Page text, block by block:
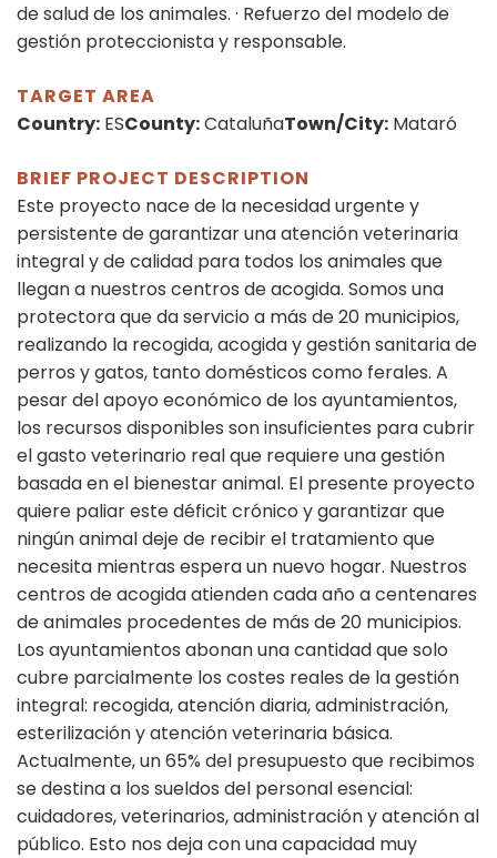
de salud de los animales. · Refuerzo del modelo de
gestión proteccionista y responsable.
TARGET AREA
Country: ESCounty:CataluñaTown/City: Mataró
BRIEF PROJECT DESCRIPTION
Este proyecto nace de la necesidad urgente y
persistente de garantizar una atención veterinaria
integral y de calidad para todos los animales que
llegan a nuestros centros de acogida. Somos una
protectora que da servicio a más de 20 municipios,
realizando la recogida, acogida y gestión sanitaria de
perros y gatos, tanto domésticos como ferales. A
pesar del apoyo económico de los ayuntamientos,
los recursos disponibles son insuficientes para cubrir
el gasto veterinario real que requiere una gestión
basada en el bienestar animal. El presente proyecto
quiere paliar este déficit crónico y garantizar que
ningún animal deje de recibir el tratamiento que
necesita mientras espera un nuevo hogar. Nuestros
centros de acogida atienden cada año a centenares
de animales procedentes de más de 20 municipios.
Los ayuntamientos abonan una cantidad que solo
cubre parcialmente los costes reales de la gestión
integral: recogida, atención diaria, administración,
esterilización y atención veterinaria básica.
Actualmente, un 65% del presupuesto que recibimos
se destina a los sueldos del personal esencial:
cuidadores, veterinarios, administración y atención al
público. Esto nos deja con una capacidad muy